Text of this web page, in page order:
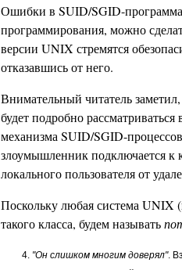
Ошибки в SUID/SGID-
программирования, можно
версии UNIX стремятся
отказавшись от него.
Внимательный читатель
будет подробно
механизма SUID/SGID-
злоумышленник подключается к
локального пользователя от
Поскольку любая система UNIX
такого класса, будем называть
"Он слишком многим доверял".